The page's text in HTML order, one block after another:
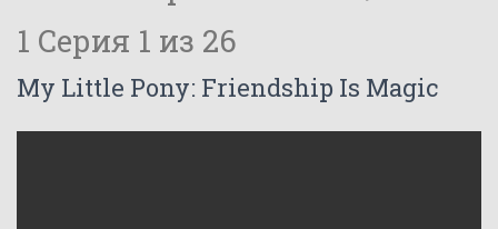
1 Серия 1 из 26
My Little Pony: Friendship Is Magic